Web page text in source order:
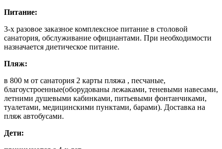
Питание:
3-х разовое заказное комплексное питание в столовой
санатория, обслуживание официантами. При необходимости
назначается диетическое питание.
Пляж:
в 800 м от санатория 2 карты пляжа , песчаные,
благоустроенные(оборудованы лежаками, теневыми навесами,
летними душевыми кабинками, питьевыми фонтанчиками,
туалетами, медицинскими пунктами, барами). Доставка на
пляж автобусами.
Дети: